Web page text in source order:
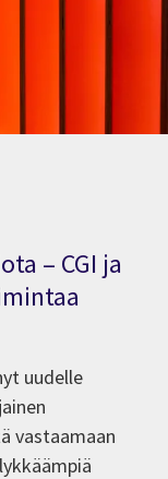
– CGI ja
uudelle
vastaamaan